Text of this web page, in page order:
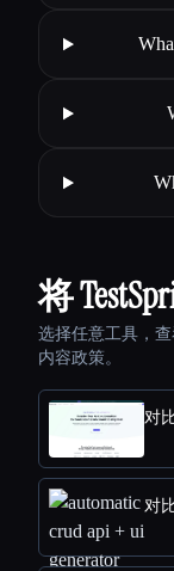
将
选择任意工具，
内容政策。